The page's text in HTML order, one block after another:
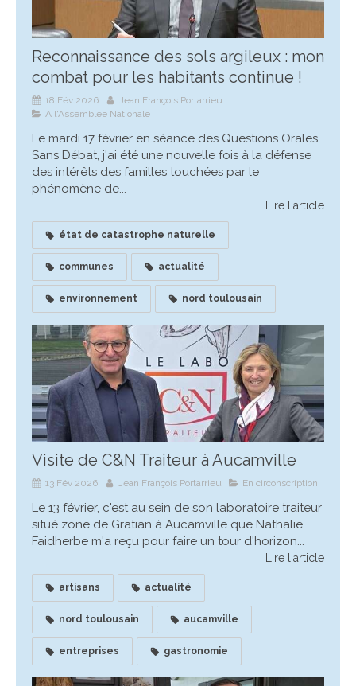
Reconnaissance des sols argileux : mon
combat pour les habitants continue !
18 Fév 2026
Jean François Portarrieu
A l'Assemblée Nationale
Le mardi 17 février en séance des Questions Orales
Sans Débat, j'ai été une nouvelle fois à la défense
des intérêts des familles touchées par le
phénomène de...
Lire l'article
état de catastrophe naturelle
communes actualité
environnement nord toulousain
Visite de C&N Traiteur à Aucamville
13 Fév 2026 Jean François Portarrieu En circonscription
Le 13 février, c'est au sein de son laboratoire traiteur
situé zone de Gratian à Aucamville que Nathalie
Faidherbe m'a reçu pour faire un tour d'horizon...
Lire l'article
artisans actualité
nord toulousain aucamville
entreprises gastronomie